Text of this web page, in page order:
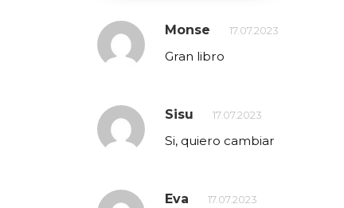
Monse 17.07.2023
Gran libro
Sisu 17.07.2023
Si, quiero cambiar
Eva 17.07.2023